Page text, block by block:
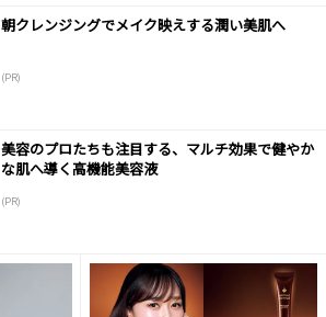
朝クレンジングでメイク映えする潤い美肌へ
(PR)
美容のプロたちも注目する、マルチ効果で健やか
な肌へ導く高機能美容液
(PR)